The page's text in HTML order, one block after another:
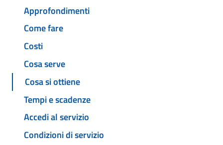
Approfondimenti
Come fare
Costi
Cosa serve
Cosa si ottiene
Tempi e scadenze
Accedi al servizio
Condizioni di servizio